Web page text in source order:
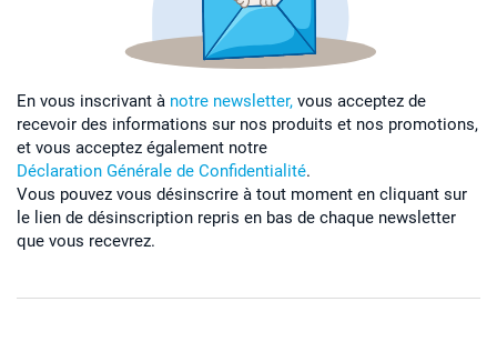
En vous inscrivant à notre newsletter, vous acceptez de
recevoir des informations sur nos produits et nos promotions,
et vous acceptez également notre
Déclaration Générale de Confidentialité.
Vous pouvez vous désinscrire à tout moment en cliquant sur
le lien de désinscription repris en bas de chaque newsletter
que vous recevrez.